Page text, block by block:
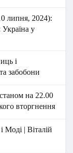
липня, 2024):
у
і
забобони
на 22.00
вторгнення
Моді | Віталій